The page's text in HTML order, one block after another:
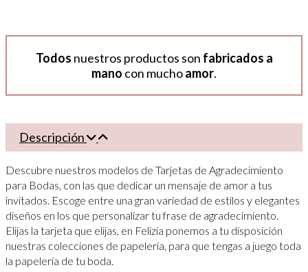
Todos nuestros productos son fabricados a
mano con muchoamor.
Descripción
Descubre nuestros modelos de Tarjetas de Agradecimiento
para Bodas, con las que dedicar un mensaje de amor a tus
invitados. Escoge entre una gran variedad de estilos y elegantes
diseños en los que personalizar tu frase de agradecimiento.
Elijas la tarjeta que elijas, en Felizia ponemos a tu disposición
nuestras colecciones de papelería, para que tengas a juego toda
la papelería de tu boda.